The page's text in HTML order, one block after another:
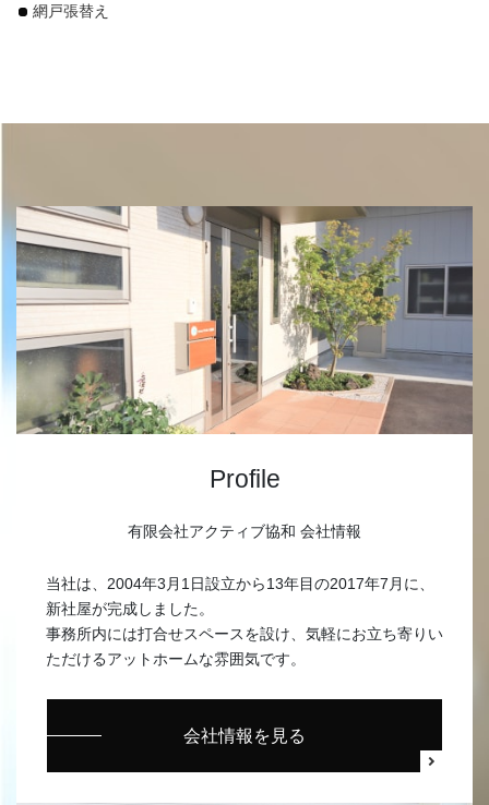
網戸張替え
Profile
有限会社アクティブ協和 会社情報
当社は、2004年3月1日設立から13年目の2017年7月に、
新社屋が完成しました。
事務所内には打合せスペースを設け、気軽にお立ち寄りい
ただけるアットホームな雰囲気です。
会社情報を見る